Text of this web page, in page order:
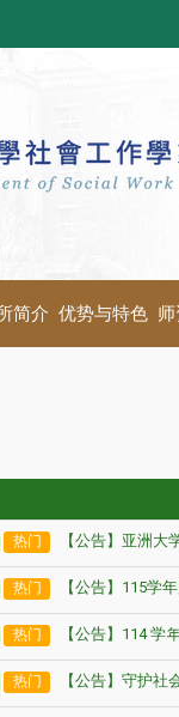
简介 优势与特色
热门 【公告】亚洲大
热门 【公告】115学
热门 【公告】114 学
热门 【公告】守护